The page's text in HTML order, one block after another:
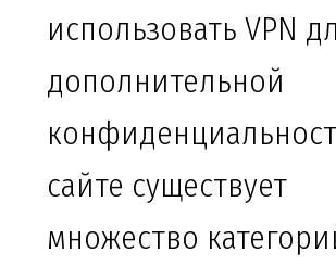
использовать VPN
дополнительной
сайте существует
множество